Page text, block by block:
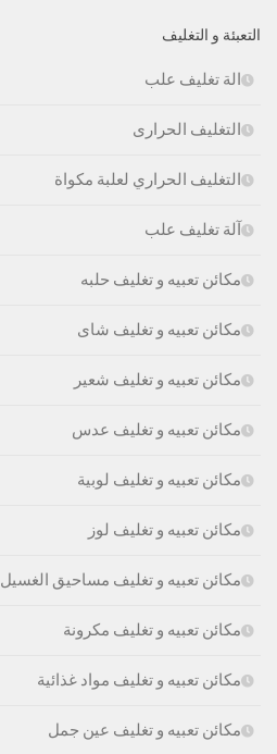
التعبئة و التغليف
الة تغليف علب
التغليف الحرارى
التغليف الحراري لعلبة مكواة
آلة تغليف علب
مكائن تعبيه و تغليف حلبه
مكائن تعبيه و تغليف شاى
مكائن تعبيه و تغليف شعير
مكائن تعبيه و تغليف عدس
مكائن تعبيه و تغليف لوبية
مكائن تعبيه و تغليف لوز
مكائن تعبيه و تغليف مساحيق الغسيل
مكائن تعبيه و تغليف مكرونة
مكائن تعبيه و تغليف مواد غذائية
مكائن تعبيه و تغليف عين جمل